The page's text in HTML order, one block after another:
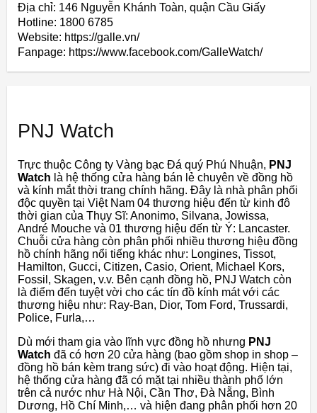
Địa chỉ: 146 Nguyễn Khánh Toàn, quận Cầu Giấy
Hotline: 1800 6785
Website: https://galle.vn/
Fanpage: https://www.facebook.com/GalleWatch/
PNJ Watch
Trực thuộc Công ty Vàng bạc Đá quý Phú Nhuận, PNJ
Watch là hệ thống cửa hàng bán lẻ chuyên về đồng hồ
và kính mắt thời trang chính hãng. Đây là nhà phân phối
độc quyền tại Việt Nam 04 thương hiệu đến từ kinh đô
thời gian của Thụy Sĩ: Anonimo, Silvana, Jowissa,
André Mouche và 01 thương hiệu đến từ Ý: Lancaster.
Chuỗi cửa hàng còn phân phối nhiều thương hiệu đồng
hồ chính hãng nổi tiếng khác như: Longines, Tissot,
Hamilton, Gucci, Citizen, Casio, Orient, Michael Kors,
Fossil, Skagen, v.v. Bên cạnh đồng hồ, PNJ Watch còn
là điểm đến tuyệt vời cho các tín đồ kính mát với các
thương hiệu như: Ray-Ban, Dior, Tom Ford, Trussardi,
Police, Furla,…
Dù mới tham gia vào lĩnh vực đồng hồ nhưng PNJ
Watch đã có hơn 20 cửa hàng (bao gồm shop in shop –
đồng hồ bán kèm trang sức) đi vào hoạt động. Hiện tại,
hệ thống cửa hàng đã có mặt tại nhiều thành phố lớn
trên cả nước như Hà Nội, Cần Thơ, Đà Nẵng, Bình
Dương, Hồ Chí Minh,… và hiện đang phân phối hơn 20